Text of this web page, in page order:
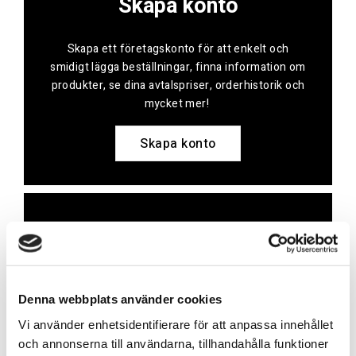
Denna webbplats använder cookies
Vi använder enhetsidentifierare för att anpassa innehållet
och annonserna till användarna, tillhandahålla funktioner
Skapa ett företagskonto för att enkelt och
smidigt lägga beställningar, finna information om
produkter, se dina avtalspriser, orderhistorik och
mycket mer!
Skapa konto
Vi finns här för dig!
Vår kundtjänst är tillgänglig Mån – Fre: 07:30 –